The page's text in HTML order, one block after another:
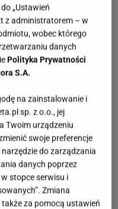
„Ustawień
z administratorem – w
wobec którego
danych
Polityka Prywatności
S.A.
na zainstalowanie i
sp. z o.o., jej
Twoim urządzeniu
swoje preferencje
do zarządzania
danych poprzez
stopce serwisu i
Zmiana
za pomocą ustawień